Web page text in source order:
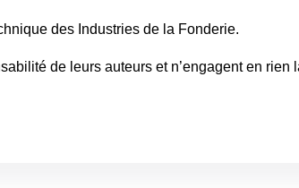
des Industries de la Fonderie.
de leurs auteurs et n’engagent en rien